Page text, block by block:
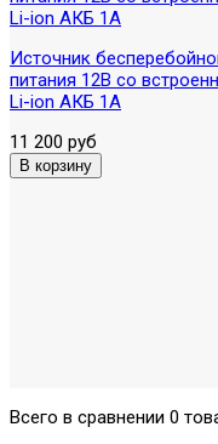
Источник
питания 12В со
Li-ion АКБ 1А
11 200 руб
Всего в сравнении 0